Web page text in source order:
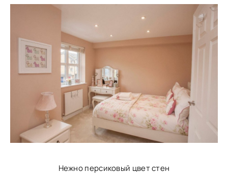
Нежно персиковый цвет стен